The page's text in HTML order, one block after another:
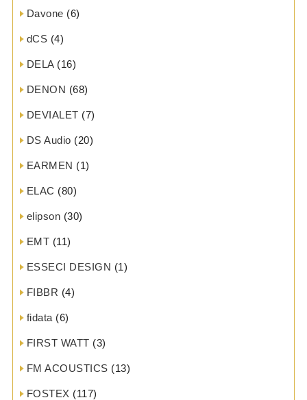
Davone (6)
dCS (4)
DELA(16)
DENON (68)
DEVIALET (7)
DS Audio (20)
EARMEN (1)
ELAC (80)
elipson (30)
EMT (11)
ESSECI DESIGN (1)
FIBBR (4)
fidata (6)
FIRST WATT (3)
FM ACOUSTICS (13)
FOSTEX (117)